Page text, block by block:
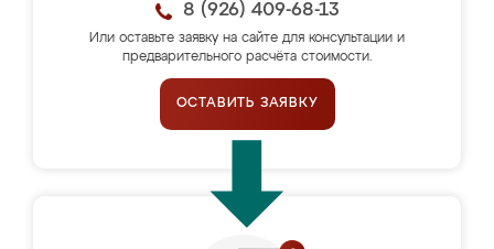
8 (926) 409-68-13
Или оставьте заявку на сайте для консультации и
предварительного расчёта стоимости.
ОСТАВИТЬ ЗАЯВКУ